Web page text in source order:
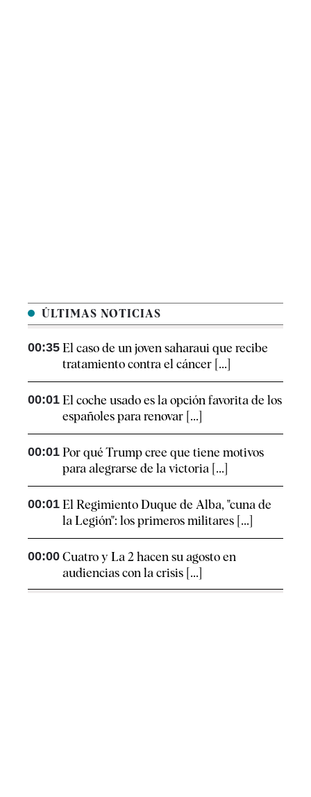
ÚLTIMAS NOTICIAS
00:35 El caso de un joven saharaui que recibe
tratamiento contra el cáncer [...]
00:01 El coche usado es la opción favorita de los
españoles para renovar [...]
00:01 Por qué Trump cree que tiene motivos
para alegrarse de la victoria [...]
00:01 El Regimiento Duque de Alba, "cuna de
la Legión": los primeros militares [...]
00:00 Cuatro y La 2 hacen su agosto en
audiencias con la crisis [...]